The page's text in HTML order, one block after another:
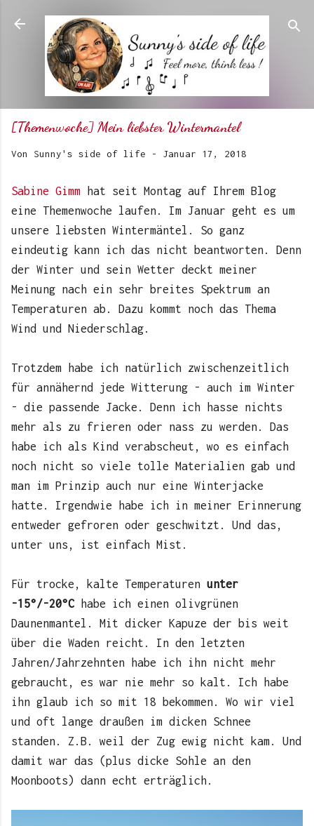
Direkt zum Hauptbereich
[Themenwoche] Mein liebster Wintermantel
Von Sunny's side of life - Januar 17, 2018
Sabine Gimm hat seit Montag auf Ihrem Blog
eine Themenwoche laufen. Im Januar geht es um
unsere liebsten Wintermäntel. So ganz
eindeutig kann ich das nicht beantworten. Denn
der Winter und sein Wetter deckt meiner
Meinung nach ein sehr breites Spektrum an
Temperaturen ab. Dazu kommt noch das Thema
Wind und Niederschlag.
Trotzdem habe ich natürlich zwischenzeitlich
für annähernd jede Witterung - auch im Winter
- die passende Jacke. Denn ich hasse nichts
mehr als zu frieren oder nass zu werden. Das
habe ich als Kind verabscheut, wo es einfach
noch nicht so viele tolle Materialien gab und
man im Prinzip auch nur eine Winterjacke
hatte. Irgendwie habe ich in meiner Erinnerung
entweder gefroren oder geschwitzt. Und das,
unter uns, ist einfach Mist.
Für trocke, kalte Temperaturen unter
-15°/-20°Chabe ich einen olivgrünen
Daunenmantel. Mit dicker Kapuze der bis weit
über die Waden reicht. In den letzten
Jahren/Jahrzehnten habe ich ihn nicht mehr
gebraucht, es war nie mehr so kalt. Ich habe
ihn glaub ich so mit 18 bekommen. Wo wir viel
und oft lange draußen im dicken Schnee
standen. Z.B. weil der Zug ewig nicht kam. Und
damit war das (plus dicke Sohle an den
Moonboots) dann echt erträglich.